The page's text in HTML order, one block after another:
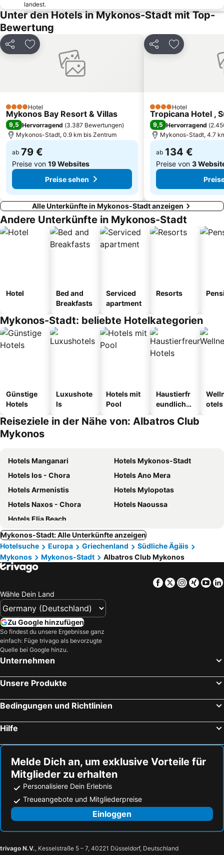
Traditional Settlement of Arnados
Grammata
Santa Maria
Agathopes
Limani Parikia
Panagia Filotitisa
16. 25th March – Greece independence day
The beach of Piso Livadi
landest.
Unter den Hotels in Mykonos-Stadt mit Top-
Bewertung
Teilen Zu Favoriten hinzufügen
4 SterneHotel
Mykonos Bay Resort & Villas
9,5 Hervorragend (3.387 Bewertungen)
Mykonos-Stadt, 0.9 km bis Zentrum
ab 79 €
Preise von 19 Websites
Preise sehen
Teilen Zu Favoriten
4 SterneHotel
Tropicana Hotel ,
9,5 Hervorragend (
Mykonos-Stadt, 4.7
ab 134 €
Preise von 3
Alle Unterkünfte in Mykonos-Stadt anzeigen
Andere Unterkünfte in Mykonos-Stadt
Hotel
Bed and
Breakfasts
Serviced
apartment
Resorts
Mykonos-Stadt: beliebte Hotelkategorien
Günstige
Hotels
Luxushote
ls
Hotels mit
Pool
Haustierfr
eundliche
otels
Reiseziele in der Nähe von: Albatros Club
Mykonos
Hotels Manganari
Hotels Mykonos-Stadt
Hotels Ios - Chora
Hotels Ano Mera
Hotels Armenistis
Hotels Mylopotas
Hotels Naxos - Chora
Hotels Naoussa
Hotels Elia Beach
Mykonos-Stadt: Alle Unterkünfte anzeigen
Hotelsuche
Europa Griechenland
Südliche Ägäis
Mykonos
Mykonos-Stadt Albatros Club Mykonos
Facebook
TwitterXing
Wähle Dein Land
Zu Google hinzufügen
So findest du unsere Ergebnisse ganz
einfach: Füge trivago als bevorzugte
Quelle bei Google hinzu.
Unternehmen
Unsere Produkte
Bedingungen und Richtlinien
Hilfe
Melde Dich an, um exklusive Vorteile für
Mitglieder zu erhalten
Personalisiere Dein Erlebnis
Treueangebote und Mitgliederpreise
Einloggen
trivago N.V., Kesselstraße 5 – 7, 40221 Düsseldorf, Deutschland